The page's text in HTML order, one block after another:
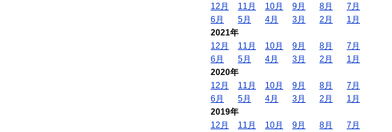
12月
11月 10月 9月 8月
7月
6月
5月 4月 3月 2月
1月
2021年
12月
11月 10月 9月 8月
7月
6月
5月 4月 3月 2月
1月
2020年
12月
11月 10月 9月 8月
7月
6月
5月 4月 3月 2月
1月
2019年
12月
11月 10月 9月 8月
7月